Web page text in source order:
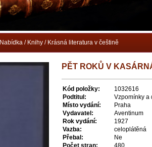
PĚT ROKŮ V
Kód položky:
1032616
Podtitul:
Vzpomínky a
Místo vydání:
Praha
Vydavatel:
Aventinum
Rok vydání:
1927
Vazba:
celoplátěná
Přebal:
Ne
Počet stran:
480
Nabídka / Knihy / Krásná literatura v češtině